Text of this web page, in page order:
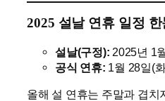
2025 설날 연휴 일정
설날(구정): 2025년 1
공식 연휴: 1월 28일(
올해 설 연휴는 주말과 겹치